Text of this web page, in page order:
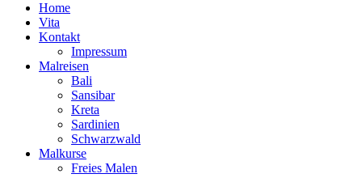
Home
Vita
Kontakt
Impressum
Malreisen
Bali
Sansibar
Kreta
Sardinien
Schwarzwald
Malkurse
Freies Malen